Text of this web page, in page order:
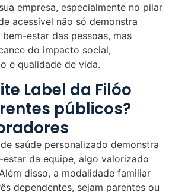
empresa, especialmente no pilar
acessível não só demonstra
estar das pessoas, mas
do impacto social,
e qualidade de vida.
Label da Filóo
públicos?
saúde personalizado demonstra
da equipe, algo valorizado
disso, a modalidade familiar
dependentes, sejam parentes ou